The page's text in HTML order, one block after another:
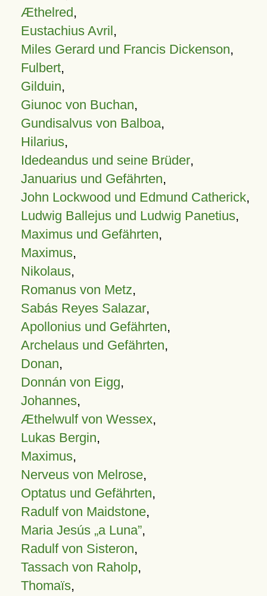
Æthelred,
Eustachius Avril,
Miles Gerard und Francis Dickenson,
Fulbert,
Gilduin,
Giunoc von Buchan,
Gundisalvus von Balboa,
Hilarius,
Idedeandus und seine Brüder,
Januarius und Gefährten,
John Lockwood und Edmund Catherick,
Ludwig Ballejus und Ludwig Panetius,
Maximus und Gefährten,
Maximus,
Nikolaus,
Romanus von Metz,
Sabás Reyes Salazar,
Apollonius und Gefährten,
Archelaus und Gefährten,
Donan,
Donnán von Eigg,
Johannes,
Æthelwulf von Wessex,
Lukas Bergin,
Maximus,
Nerveus von Melrose,
Optatus und Gefährten,
Radulf von Maidstone,
Maria Jesús „a Luna”,
Radulf von Sisteron,
Tassach von Raholp,
Thomaïs,